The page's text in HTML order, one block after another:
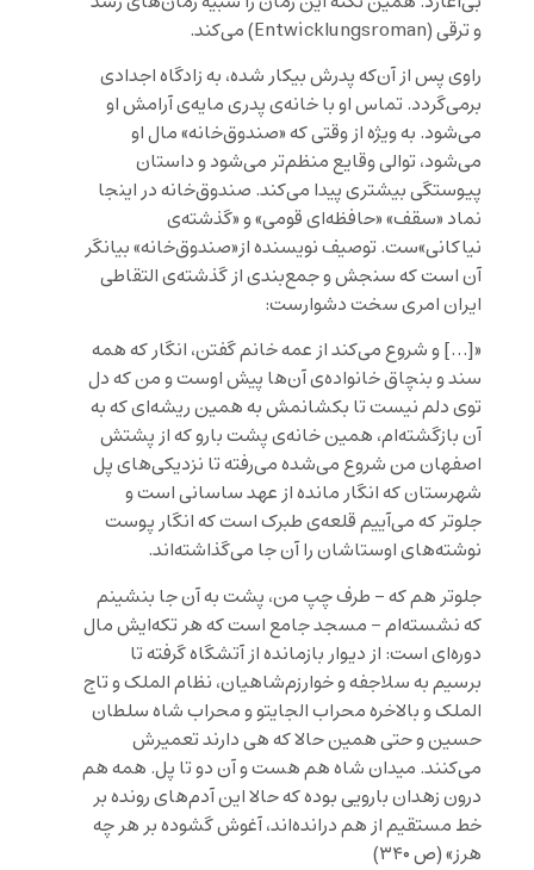
و ترقی (Entwicklungsroman) می‌کند.
راوی پس از آن‌که پدرش بیکار شده، به زادگاه اجدادی
برمی‌گردد. تماس او با خانه‌ی پدری مایه‌ی آرامش او
می‌شود. به ویژه از وقتی که «صندوق‌خانه» مال او
می‌شود، توالی وقایع منظم‌تر می‌شود و داستان
پیوستگی بیشتری پیدا می‌کند. صندوق‌خانه در اینجا
نماد «سقف» «حافظه‌ای قومی» و «گذشته‌ی
نیاکانی»‌ست. توصیف نویسنده از«صندوق‌خانه» بیانگر
آن است که سنجش و جمع‌بندی از گذشته‌ی التقاطی
ایران امری سخت دشوارست:
«[…] و شروع می‌کند از عمه خانم گفتن، انگار که همه
سند و بنچاق خانواده‌ی آن‌ها پیش اوست و من که دل
توی دلم نیست تا بکشانمش به همین ریشه‌ای که به
آن بازگشته‌ام، همین خانه‌ی پشت بارو که از پشتش
اصفهان من شروع می‌شده می‌رفته تا نزدیکی‌های پل
شهرستان که انگار مانده از عهد ساسانی است و
جلوتر که می‌آییم قلعه‌ی طبرک است که انگار پوست
نوشته‌های اوستاشان را آن جا می‌گذاشته‌اند.
جلوتر هم که – طرف چپ من، پشت به آن جا بنشینم
که نشسته‌ام – مسجد جامع است که هر تکه‌ایش مال
دوره‌ای است: از دیوار بازمانده از آتشگاه گرفته تا
برسیم به سلاجفه و خوارزم‌شاهیان، نظام الملک و تاج
الملک و بالاخره محراب الجایتو و محراب شاه سلطان
حسین و حتی همین حالا که هی دارند تعمیرش
می‌کنند. میدان شاه هم هست و آن دو تا پل. همه هم
درون زهدان بارویی بوده که حالا این آدم‌های رونده بر
خط مستقیم از هم درانده‌اند، آغوش گشوده بر هر چه
هرز» (ص ۳۴۰)